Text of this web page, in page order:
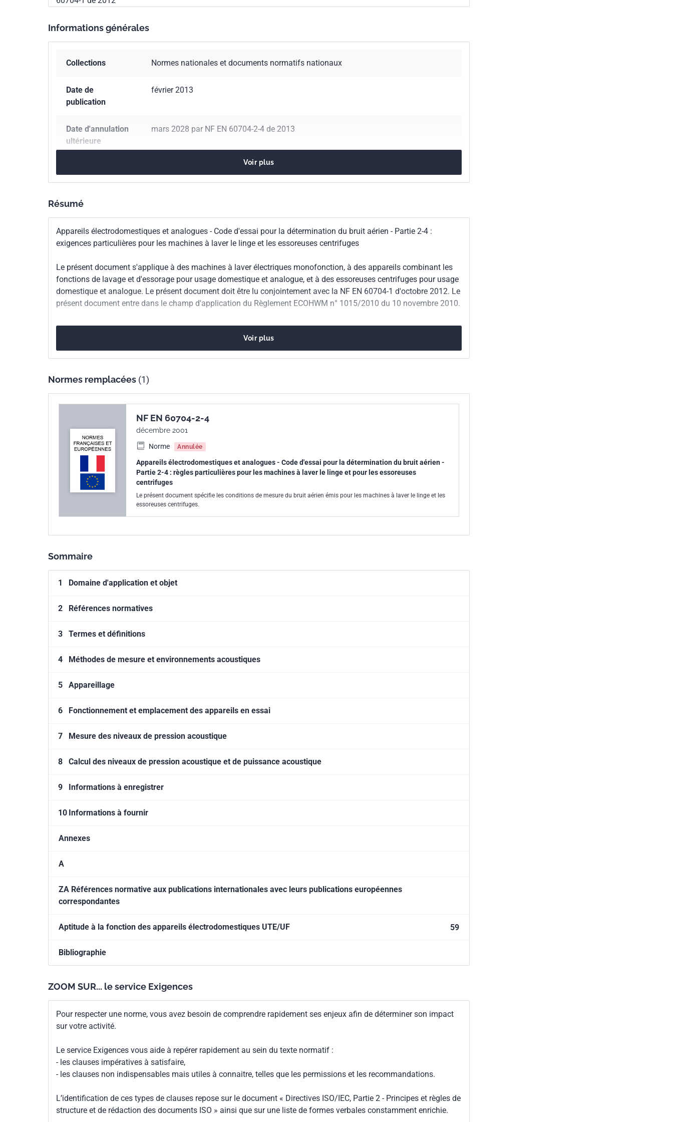
Informations générales
Collections Normes nationales et documents normatifs nationaux
Date de
publication
février 2013
Date d'annulation
ultérieure
mars 2028 par NF EN 60704-2-4 de 2013
97.060Équipements de blanchisserie
classement
Numéro de tirage 1 - mars 2013
Parenté
IEC 60704-2-4:2011
européenne
Voir plus
Résumé
Appareils électrodomestiques et analogues - Code d'essai pour la détermination du bruit aérien - Partie 2-4 :
exigences particulières pour les machines à laver le linge et les essoreuses centrifuges
Le présent document s'applique à des machines à laver électriques monofonction, à des appareils combinant les
fonctions de lavage et d'essorage pour usage domestique et analogue, et à des essoreuses centrifuges pour usage
domestique et analogue. Le présent document doit être lu conjointement avec la NF EN 60704-1 d'octobre 2012. Le
présent document entre dans le champ d'application du Règlement ECOHWM n° 1015/2010 du 10 novembre 2010.
Voir plus
Normes remplacées (1)
NF EN 60704-2-4
décembre 2001
Norme
Annulée
Appareils électrodomestiques et analogues - Code d'essai pour la détermination du bruit aérien -
Partie 2-4 : règles particulières pour les machines à laver le linge et pour les essoreuses
centrifuges
Le présent document spécifie les conditions de mesure du bruit aérien émis pour les machines à laver le linge et les
essoreuses centrifuges.
Sommaire
1 Domaine d'application et objet
2 Références normatives
3 Termes et définitions
4 Méthodes de mesure et environnements acoustiques
5 Appareillage
6 Fonctionnement et emplacement des appareils en essai
7 Mesure des niveaux de pression acoustique
8 Calcul des niveaux de pression acoustique et de puissance acoustique
9 Informations à enregistrer
10 Informations à fournir
Annexes
A
ZA Références normative aux publications internationales avec leurs publications européennes
correspondantes
Aptitude à la fonction des appareils électrodomestiques UTE/UF 59
Bibliographie
ZOOM SUR... le service Exigences
Pour respecter une norme, vous avez besoin de comprendre rapidement ses enjeux afin de déterminer son impact
sur votre activité.
Le service Exigences vous aide à repérer rapidement au sein du texte normatif :
- les clauses impératives à satisfaire,
- les clauses non indispensables mais utiles à connaitre, telles que les permissions et les recommandations.
L’identification de ces types de clauses repose sur le document « Directives ISO/IEC, Partie 2 - Principes et règles de
structure et de rédaction des documents ISO » ainsi que sur une liste de formes verbales constamment enrichie.